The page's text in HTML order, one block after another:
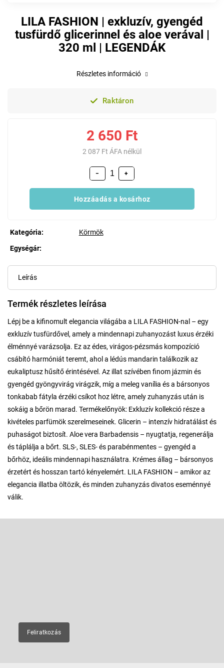
LILA FASHION | exkluzív, gyengéd
tusfürdő glicerinnel és aloe verával |
320 ml | LEGENDÁK
Raktáron
2 650 Ft
2 087 Ft ÁFA nélkül
+
−
Hozzáadás a kosárhoz
Kategória:
Körmök
Egységár:
Részletes információ
Leírás
Termék részletes leírása
Lépj be a kifinomult elegancia világába a LILA FASHION-nal – egy
exkluzív tusfürdővel, amely a mindennapi zuhanyozást luxus érzéki
élménnyé varázsolja. Ez az édes, virágos-pézsmás kompozíció
csábító harmóniát teremt, ahol a lédús mandarin találkozik az
eukaliptusz hűsítő érintésével. Az illat szívében finom jázmin és
gyengéd gyöngyvirág virágzik, míg a meleg vanília és a bársonyos
tonkabab fátyla érzéki csíkot hoz létre, amely zuhanyzás után is
sokáig a bőrön marad. Termékelőnyök: Exkluzív kollekció része a
kivételes parfümök szerelmeseinek. Glicerin – intenzív hidratálást és
puhaságot biztosít. Aloe vera Barbadensis – nyugtatja, regenerálja
és táplálja a bőrt. SLS-, SLES- és parabénmentes – gyengéd a
bőrhöz, ideális mindennapi használatra. Krémes állag – bársonyos
érzetért és hosszan tartó kényelemért. LILA FASHION – amikor az
elegancia illatba öltözik, és minden zuhanyzás divatos eseménnyé
válik.
Feliratkozás